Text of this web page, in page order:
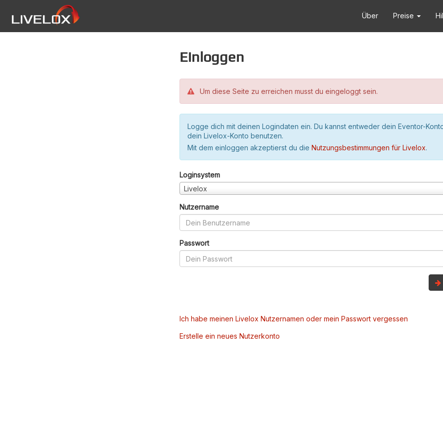
Über Preise
Einloggen
Um diese Seite zu erreichen musst du eingeloggt sein.
Logge dich mit deinen Logindaten ein. Du kannst entweder dein Eventor-
dein Livelox-Konto benutzen.
Mit dem einloggen akzeptierst du die Nutzungsbestimmungen für Livelox.
Loginsystem
Livelox
Nutzername
Passwort
Ich habe meinen Livelox Nutzernamen oder mein Passwort vergessen
Erstelle ein neues Nutzerkonto